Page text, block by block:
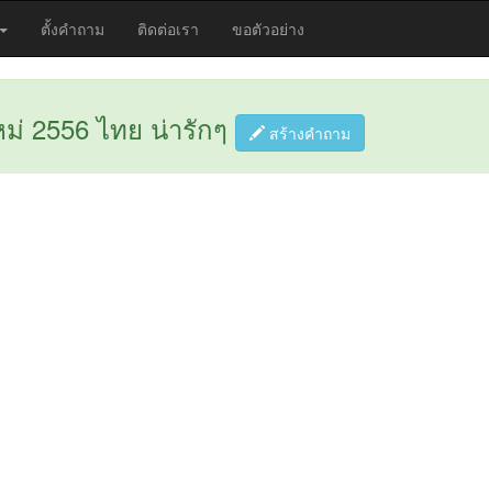
ตั้งคำถาม ติดต่อเรา ขอตัวอย่าง
2556 ไทย น่ารักๆ สร้างคำถาม